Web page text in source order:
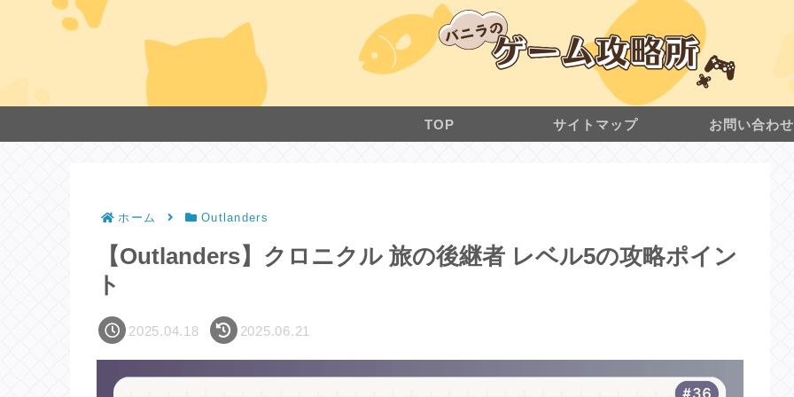
TOP サイトマップ お問い合わせ
ホーム Outlanders
【Outlanders】クロニクル 旅の後継者 レベル5の攻略ポイン
ト
2025.04.18 2025.06.21